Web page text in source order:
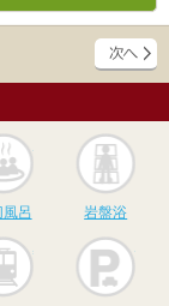
貸切風呂
風呂 岩盤浴